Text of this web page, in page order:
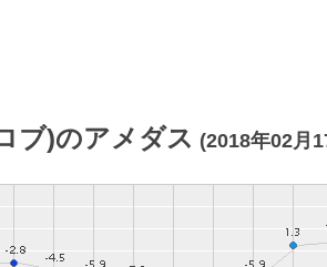
ブ)のアメダス (2018年02月